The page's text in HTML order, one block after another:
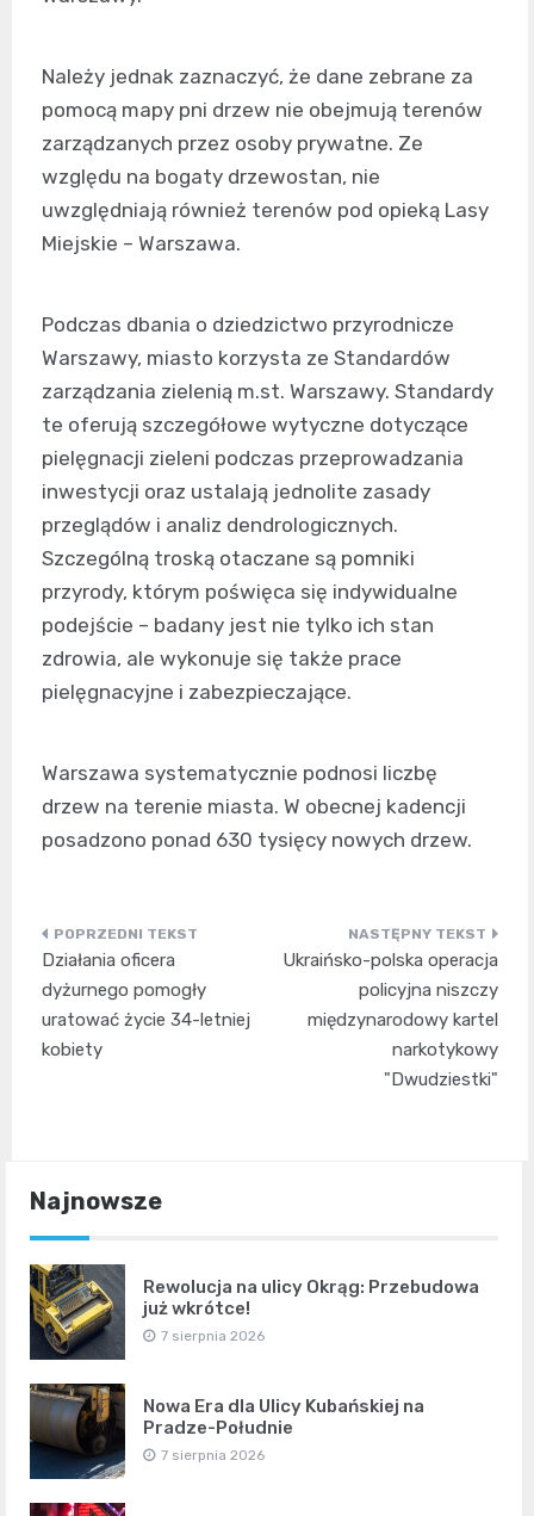
Należy jednak zaznaczyć, że dane zebrane za
pomocą mapy pni drzew nie obejmują terenów
zarządzanych przez osoby prywatne. Ze
względu na bogaty drzewostan, nie
uwzględniają również terenów pod opieką Lasy
Miejskie – Warszawa.
Podczas dbania o dziedzictwo przyrodnicze
Warszawy, miasto korzysta ze Standardów
zarządzania zielenią m.st. Warszawy. Standardy
te oferują szczegółowe wytyczne dotyczące
pielęgnacji zieleni podczas przeprowadzania
inwestycji oraz ustalają jednolite zasady
przeglądów i analiz dendrologicznych.
Szczególną troską otaczane są pomniki
przyrody, którym poświęca się indywidualne
podejście – badany jest nie tylko ich stan
zdrowia, ale wykonuje się także prace
pielęgnacyjne i zabezpieczające.
Warszawa systematycznie podnosi liczbę
drzew na terenie miasta. W obecnej kadencji
posadzono ponad 630 tysięcy nowych drzew.
Nawigacja
wpisu
Działania oficera
dyżurnego pomogły
uratować życie 34-letniej
kobiety
Ukraińsko-polska operacja
policyjna niszczy
międzynarodowy kartel
narkotykowy
"Dwudziestki"
Najnowsze
Rewolucja na ulicy Okrąg: Przebudowa
już wkrótce!
7 sierpnia 2026
Nowa Era dla Ulicy Kubańskiej na
Pradze-Południe
7 sierpnia 2026